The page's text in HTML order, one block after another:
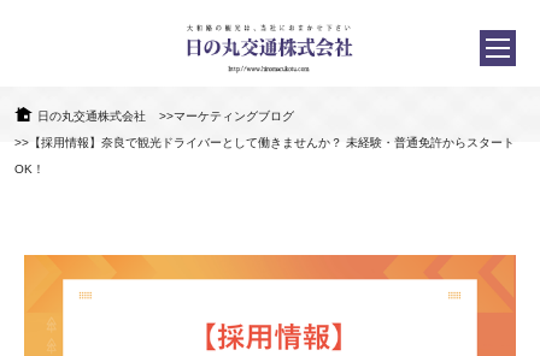
日の丸交通株式会社
>>マーケティングブログ
>>【採用情報】奈良で観光ドライバーとして働きませんか？ 未経験・普通免許からスタート
OK！